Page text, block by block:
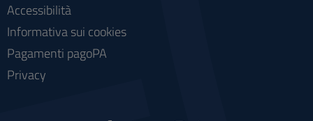
Accessibilità
Informativa sui cookies
Pagamenti pagoPA
Privacy